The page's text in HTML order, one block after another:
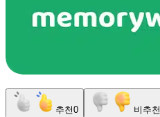
추천0 비추천